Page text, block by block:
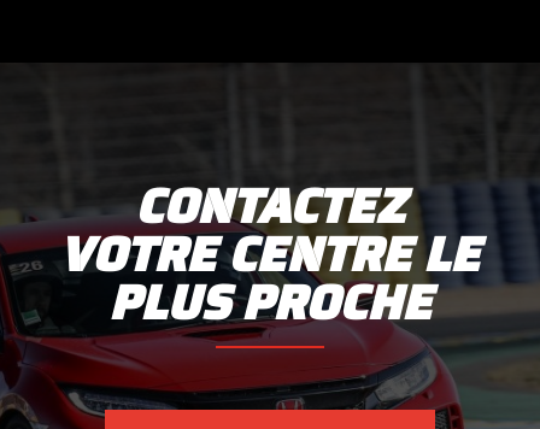
CONTACTEZ
VOTRE CENTRE LE
PLUS PROCHE